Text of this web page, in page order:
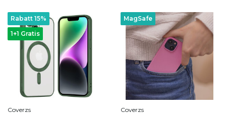
1+1 Gratis
Rabatt 15%
Coverzs
MagSafe
Coverzs